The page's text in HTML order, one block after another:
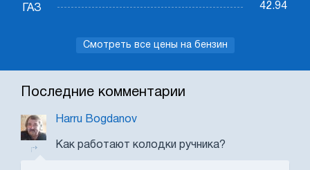
ГАЗ 42.94
Смотреть все цены на бензин
Последние комментарии
Harru Bogdanov
Как работают колодки ручника?